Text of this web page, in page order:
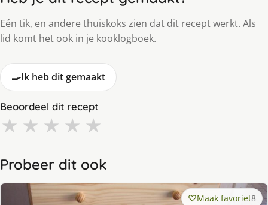
Eén tik, en andere thuiskoks zien dat dit recept werkt. Als
lid komt het ook in je kooklogboek.
🍳Ik heb dit gemaakt
Beoordeel dit recept
★ ★ ★ ★ ★
Probeer dit ook
Maak favoriet8